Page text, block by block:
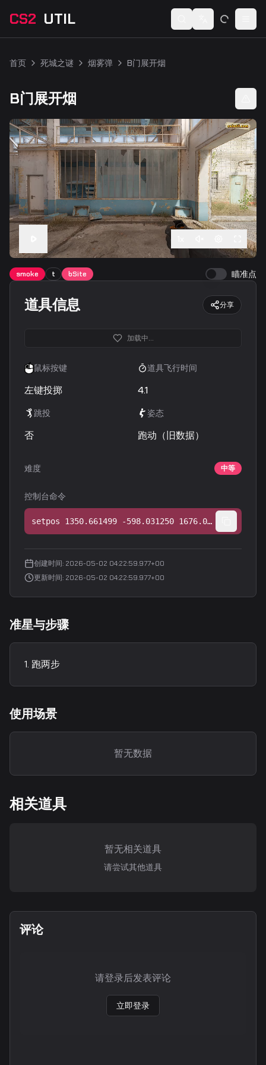
CS2 UTIL Switch language
首页 死城之谜 烟雾弹 B门展开烟
B门展开烟
smoke t bSite 瞄准点
道具信息 分享
加载中...
鼠标按键
左键投掷
道具飞行时间
4.1
跳投
否
姿态
跑动（旧数据）
难度 中等
控制台命令
setpos 1350.661499 -598.031250 1676.000366;setang -23.265512 -136.286316 0.000000
创建时间: 2026-05-02 04:22:59.977+00
更新时间: 2026-05-02 04:22:59.977+00
准星与步骤
跑两步
使用场景
暂无数据
相关道具
暂无相关道具
请尝试其他道具
评论
请登录后发表评论
立即登录